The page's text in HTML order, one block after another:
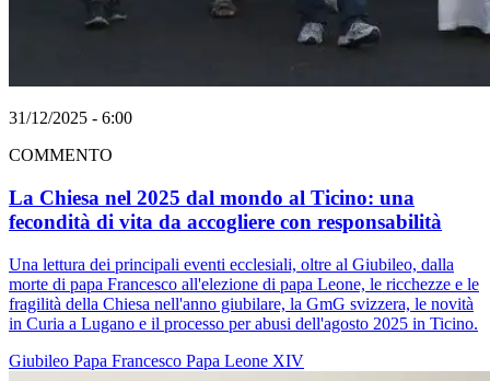
31/12/2025 - 6:00
COMMENTO
La Chiesa nel 2025 dal mondo al Ticino: una
fecondità di vita da accogliere con responsabilità
Una lettura dei principali eventi ecclesiali, oltre al Giubileo, dalla
morte di papa Francesco all'elezione di papa Leone, le ricchezze e le
fragilità della Chiesa nell'anno giubilare, la GmG svizzera, le novità
in Curia a Lugano e il processo per abusi dell'agosto 2025 in Ticino.
Giubileo Papa Francesco Papa Leone XIV